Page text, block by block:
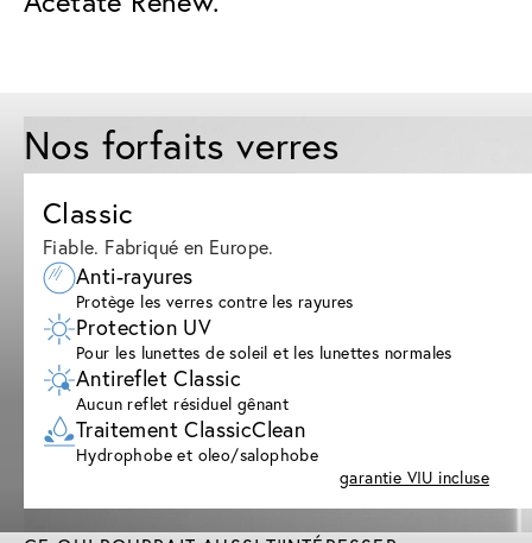
Nos forfaits verres
Classic
Fiable. Fabriqué en Europe.
Anti-rayures
Protège les verres contre les rayures
Protection UV
Pour les lunettes de soleil et les lunettes normales
Antireflet Classic
Aucun reflet résiduel gênant
Traitement ClassicClean
Hydrophobe et oleo/salophobe
garantie VIU incluse